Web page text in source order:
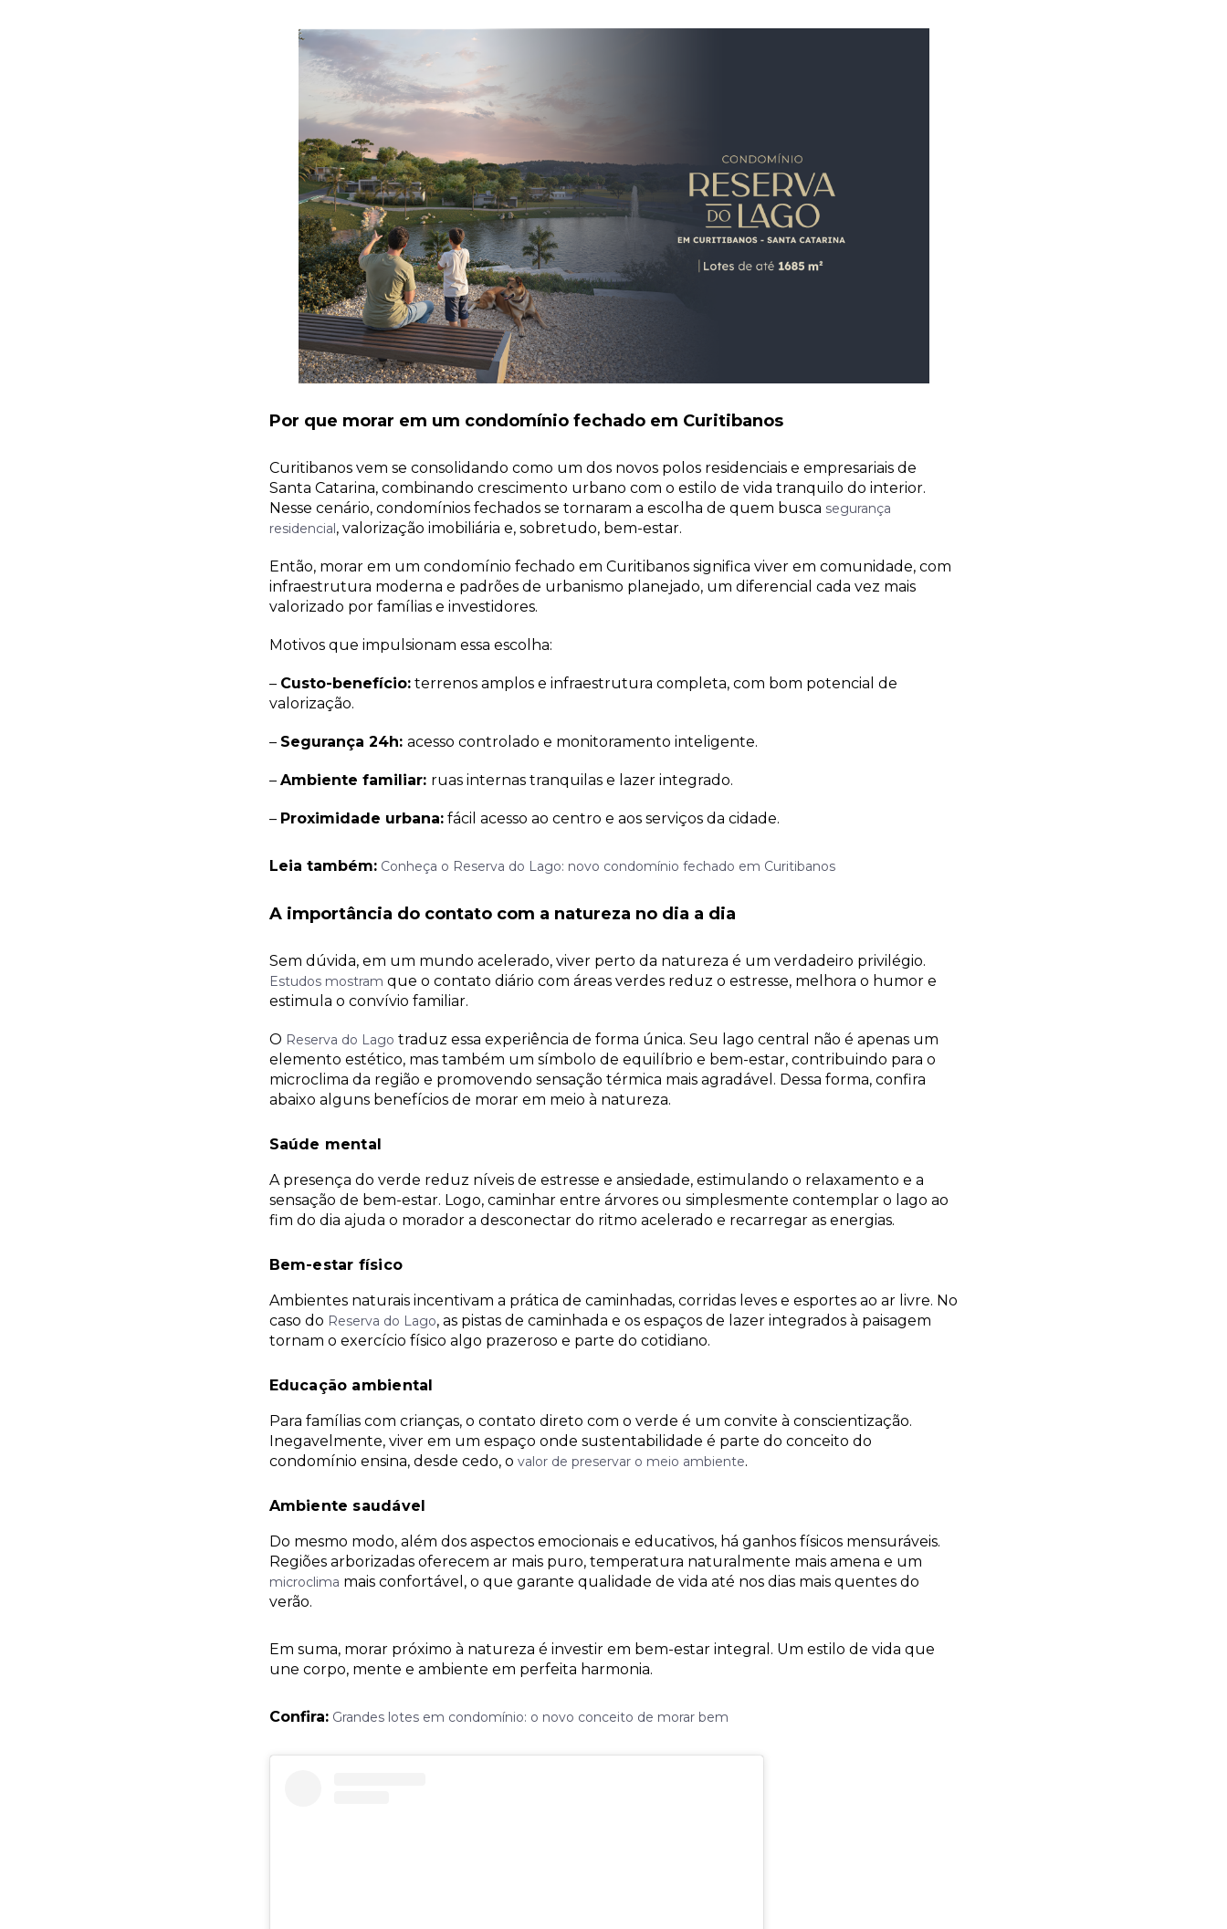
Por que morar em um condomínio fechado em Curitibanos
Curitibanos vem se consolidando como um dos novos polos residenciais e empresariais de
Santa Catarina, combinando crescimento urbano com o estilo de vida tranquilo do interior.
Nesse cenário, condomínios fechados se tornaram a escolha de quem busca segurança
residencial , valorização imobiliária e, sobretudo, bem-estar.
Então, morar em um condomínio fechado em Curitibanos significa viver em comunidade, com
infraestrutura moderna e padrões de urbanismo planejado, um diferencial cada vez mais
valorizado por famílias e investidores.
Motivos que impulsionam essa escolha:
– Custo-benefício:terrenos amplos e infraestrutura completa, com bom potencial de
valorização.
– Segurança 24h: acesso controlado e monitoramento inteligente.
– Ambiente familiar: ruas internas tranquilas e lazer integrado.
– Proximidade urbana:fácil acesso ao centro e aos serviços da cidade.
Leia também: Conheça o Reserva do Lago: novo condomínio fechado em Curitibanos
A importância do contato com a natureza no dia a dia
Sem dúvida, em um mundo acelerado, viver perto da natureza é um verdadeiro privilégio.
Estudos mostram que o contato diário com áreas verdes reduz o estresse, melhora o humor e
estimula o convívio familiar.
O Reserva do Lago traduz essa experiência de forma única. Seu lago central não é apenas um
elemento estético, mas também um símbolo de equilíbrio e bem-estar, contribuindo para o
microclima da região e promovendo sensação térmica mais agradável. Dessa forma, confira
abaixo alguns benefícios de morar em meio à natureza.
Saúde mental
A presença do verde reduz níveis de estresse e ansiedade, estimulando o relaxamento e a
sensação de bem-estar. Logo, caminhar entre árvores ou simplesmente contemplar o lago ao
fim do dia ajuda o morador a desconectar do ritmo acelerado e recarregar as energias.
Bem-estar físico
Ambientes naturais incentivam a prática de caminhadas, corridas leves e esportes ao ar livre. No
caso do Reserva do Lago, as pistas de caminhada e os espaços de lazer integrados à paisagem
tornam o exercício físico algo prazeroso e parte do cotidiano.
Educação ambiental
Para famílias com crianças, o contato direto com o verde é um convite à conscientização.
Inegavelmente, viver em um espaço onde sustentabilidade é parte do conceito do
condomínio ensina, desde cedo, o valor de preservar o meio ambiente.
Ambiente saudável
Do mesmo modo, além dos aspectos emocionais e educativos, há ganhos físicos mensuráveis.
Regiões arborizadas oferecem ar mais puro, temperatura naturalmente mais amena e um
microclima mais confortável, o que garante qualidade de vida até nos dias mais quentes do
verão.
Em suma, morar próximo à natureza é investir em bem-estar integral. Um estilo de vida que
une corpo, mente e ambiente em perfeita harmonia.
Confira: Grandes lotes em condomínio: o novo conceito de morar bem